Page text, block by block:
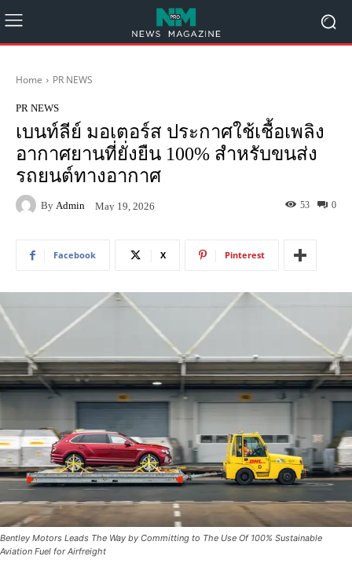
Home PR NEWS
PR NEWS
เบนท์ลีย์ มอเตอร์ส ประกาศใช้เชื้อเพลิง
อากาศยานที่ยั่งยืน 100% สำหรับขนส่ง
รถยนต์ทางอากาศ
By Admin May 19, 2026 0
53
Facebook X Pinterest
Bentley Motors Leads The Way by Committing to The Use Of 100% Sustainable
Aviation Fuel for Airfreight